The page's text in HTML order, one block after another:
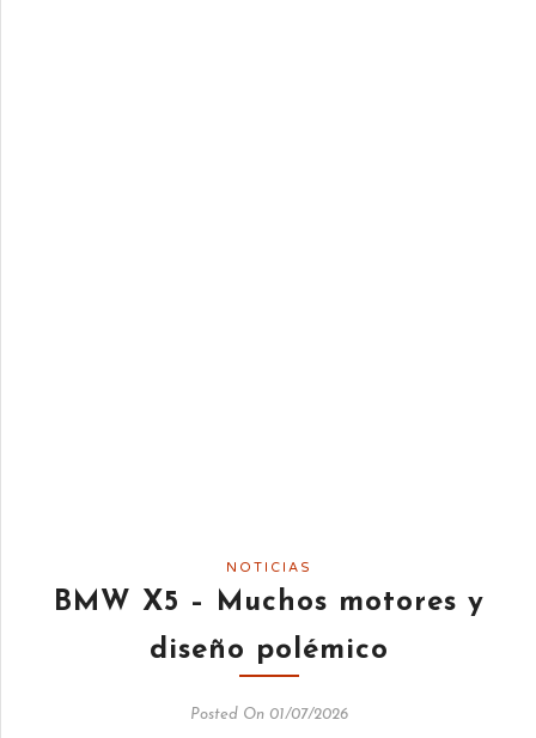
NOTICIAS
BMW X5 – Muchos motores y
diseño polémico
Posted On 01/07/2026